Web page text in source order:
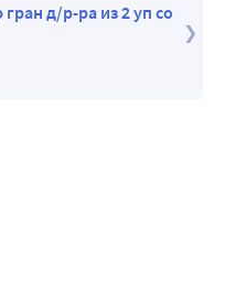
д/р-ра из 2 уп со